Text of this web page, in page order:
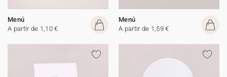
Menú
A partir de 1,10 €
Menú
A partir de 1,59 €